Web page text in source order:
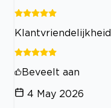
Klantvriendelijkheid
Beveelt aan
4 May 2026